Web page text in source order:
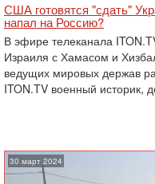
США готовятся "сдать"
напал на Россию?
В эфире телеканала
Израиля с Хамасом и
ведущих мировых держав
ITON.TV военный историк,
30 март 2024